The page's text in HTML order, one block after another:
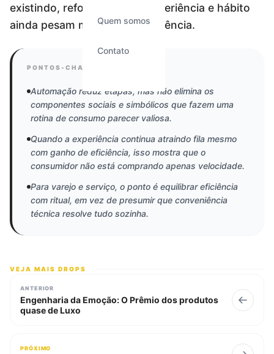
Quem somos
Contato
existindo, reforçando que experiência e hábito
ainda pesam mais do que eficiência.
PONTOS-CHAVE DO SINAL
Automação reduz etapas, mas não elimina os
componentes sociais e simbólicos que fazem uma
rotina de consumo parecer valiosa.
Quando a experiência continua atraindo fila mesmo
com ganho de eficiência, isso mostra que o
consumidor não está comprando apenas velocidade.
Para varejo e serviço, o ponto é equilibrar eficiência
com ritual, em vez de presumir que conveniência
técnica resolve tudo sozinha.
VEJA MAIS DROPS
ANTERIOR
Engenharia da Emoção: O Prêmio dos produtos
quase de Luxo
PRÓXIMO